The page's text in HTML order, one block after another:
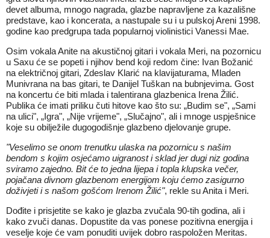
devet albuma, mnogo nagrada, glazbe napravljene za kazališne
predstave, kao i koncerata, a nastupale su i u pulskoj Areni 1998.
godine kao predgrupa tada popularnoj violinistici Vanessi Mae.
Osim vokala Anite na akustičnoj gitari i vokala Meri, na pozornicu
u Saxu će se popeti i njihov bend koji redom čine: Ivan Božanić
na električnoj gitari, Zdeslav Klarić na klavijaturama, Mladen
Munivrana na bas gitari, te Danijel Tuškan na bubnjevima. Gost
na koncertu će biti mlada i talentirana glazbenica Irena Žilić.
Publika će imati priliku čuti hitove kao što su: „Budim se", „Sami
na ulici", „Igra", „Nije vrijeme", „Slučajno", ali i mnoge uspješnice
koje su obilježile dugogodišnje glazbeno djelovanje grupe.
"Veselimo se onom trenutku ulaska na pozornicu s našim
bendom s kojim osjećamo uigranost i sklad jer dugi niz godina
sviramo zajedno. Bit će to jedna lijepa i topla klupska večer,
pojačana divnom glazbenom energijom koju ćemo zasigurno
doživjeti i s našom gošćom Irenom Žilić", rekle su Anita i Meri.
Dođite i prisjetite se kako je glazba zvučala 90-tih godina, ali i
kako zvuči danas. Dopustite da vas ponese pozitivna energija i
veselje koje će vam ponuditi uvijek dobro raspoložen Meritas.